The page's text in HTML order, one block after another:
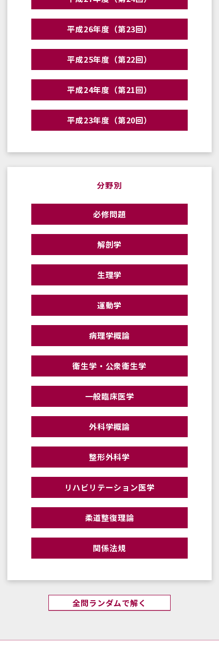
平成26年度（第23回）
平成25年度（第22回）
平成24年度（第21回）
平成23年度（第20回）
分野別
必修問題
解剖学
生理学
運動学
病理学概論
衛生学・公衆衛生学
一般臨床医学
外科学概論
整形外科学
リハビリテーション医学
柔道整復理論
関係法規
全問ランダムで解く